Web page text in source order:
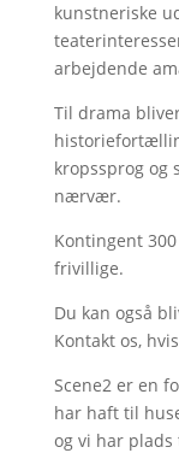
kunstneriske
arbejdende
Til drama
kropssprog og
nærvær.
Kontingent
frivillige.
Du kan også
Kontakt os,
Scene2 er en
har haft til
og vi har